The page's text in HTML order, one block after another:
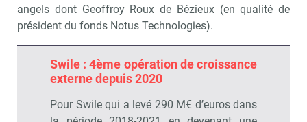
angels dont Geoffroy Roux de Bézieux (en qualité de
président du fonds Notus Technologies).
Swile : 4ème opération de croissance
externe depuis 2020
Pour Swile qui a levé 290 M€ d’euros dans